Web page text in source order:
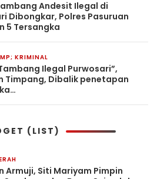
Andesit Ilegal di
Dibongkar, Polres Pasuruan
5 Tersangka
KRIMINAL
Ilegal Purwosari”,
Timpang, Dibalik penetapan
(LIST)
Armuji, Siti Mariyam Pimpin